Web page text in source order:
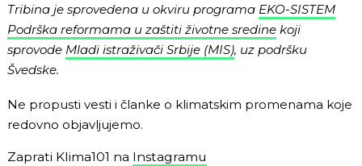
Tribina je sprovedena u okviru programa EKO-SISTEM
Podrška reformama u zaštiti životne sredine koji
sprovode Mladi istraživači Srbije (MIS), uz podršku
Švedske.
Ne propusti vesti i članke o klimatskim promenama koje
redovno objavljujemo.
Zaprati Klima101 na Instagramu